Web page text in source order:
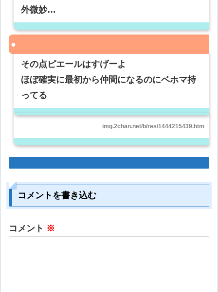
外微妙…
その点ピエールはすげーよ
ほぼ確実に最初から仲間になるのにベホマ持
ってる
img.2chan.net/b/res/1444215439.htm
コメントを書き込む
コメント ※